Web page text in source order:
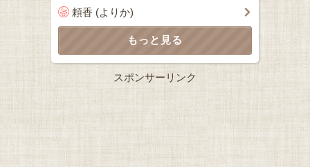
頼香 (よりか)
スポンサーリンク